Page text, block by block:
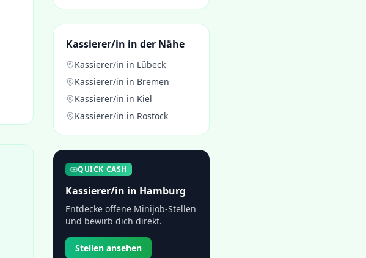
Kassierer/in in der Nähe
Kassierer/in in Lübeck
Kassierer/in in Bremen
Kassierer/in in Kiel
Kassierer/in in Rostock
QUICK CASH
Kassierer/in in Hamburg
Entdecke offene Minijob-Stellen
und bewirb dich direkt.
Stellen ansehen